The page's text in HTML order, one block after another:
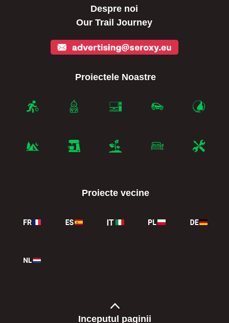
Despre noi
Our Trail Journey
Proiectele Noastre
Proiecte vecine
Inceputul paginii